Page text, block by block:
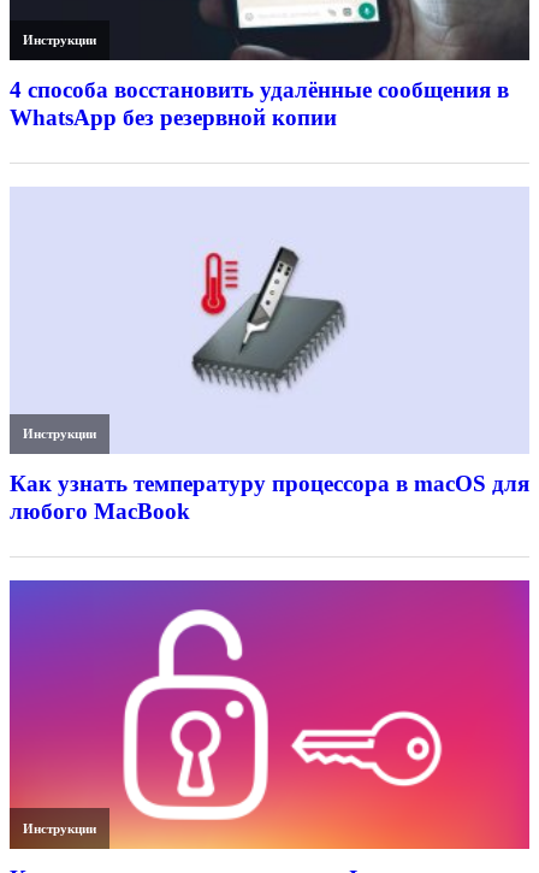
Инструкции
4 способа восстановить удалённые сообщения в
WhatsApp без резервной копии
Инструкции
Как узнать температуру процессора в macOS для
любого MacBook
Инструкции